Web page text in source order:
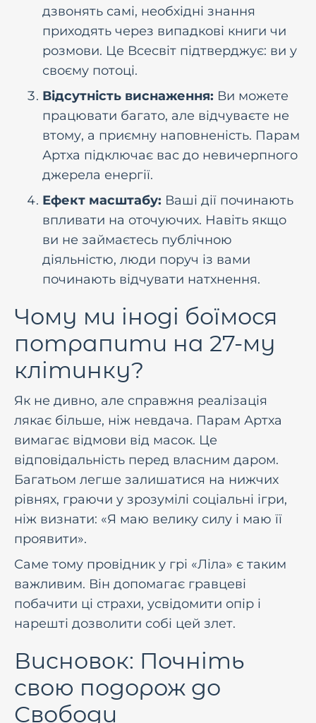
дзвонять самі, необхідні знання
приходять через випадкові книги чи
розмови. Це Всесвіт підтверджує: ви у
своєму потоці.
Відсутність виснаження: Ви можете
працювати багато, але відчуваєте не
втому, а приємну наповненість. Парам
Артха підключає вас до невичерпного
джерела енергії.
Ефект масштабу: Ваші дії починають
впливати на оточуючих. Навіть якщо
ви не займаєтесь публічною
діяльністю, люди поруч із вами
починають відчувати натхнення.
Чому ми іноді боїмося
потрапити на 27-му
клітинку?
Як не дивно, але справжня реалізація
лякає більше, ніж невдача. Парам Артха
вимагає відмови від масок. Це
відповідальність перед власним даром.
Багатьом легше залишатися на нижчих
рівнях, граючи у зрозумілі соціальні ігри,
ніж визнати: «Я маю велику силу і маю її
проявити».
Саме тому провідник у грі «Ліла» є таким
важливим. Він допомагає гравцеві
побачити ці страхи, усвідомити опір і
нарешті дозволити собі цей злет.
Висновок: Почніть
свою подорож до
Свободи